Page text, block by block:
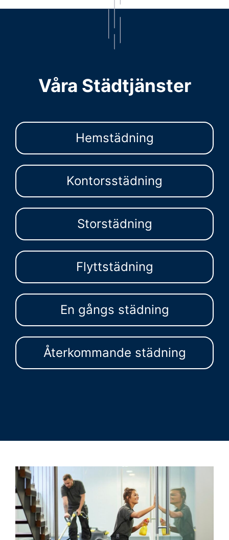
Våra Städtjänster
Hemstädning
Kontorsstädning
Storstädning
Flyttstädning
En gångs städning
Återkommande städning